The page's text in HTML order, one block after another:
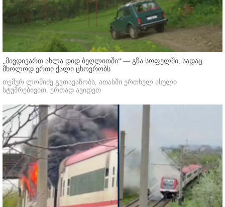
„მივდივართ ახლა დიდ ბეღლითში“ — გზა სოფელში, სადაც
მხოლოდ ერთი ქალი ცხოვრობს
თემურ ლომიძე გვთავაზობს, ათასში ერთხელ ასული
სტუმრებივით, ერთად ავიდეთ